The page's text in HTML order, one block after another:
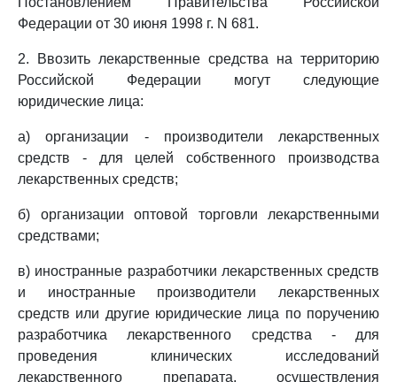
Федерации от 30 июня 1998 г. N 681.
2. Ввозить лекарственные средства на территорию
Российской Федерации могут следующие
юридические лица:
а) организации - производители лекарственных
средств - для целей собственного производства
лекарственных средств;
б) организации оптовой торговли лекарственными
средствами;
в) иностранные разработчики лекарственных средств
и иностранные производители лекарственных
средств или другие юридические лица по поручению
разработчика лекарственного средства - для
проведения клинических исследований
лекарственного препарата, осуществления